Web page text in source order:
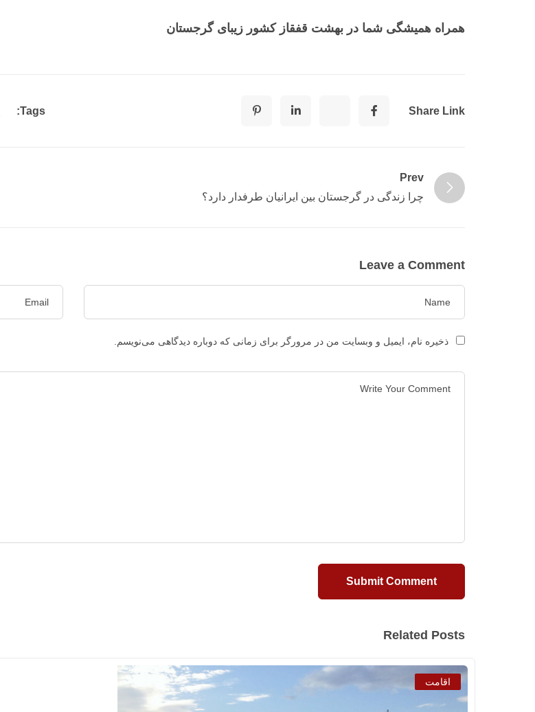
همراه همیشگی شما در بهشت قفقاز کشور زیبای گرجستان
Share Link
Tags:
Prev
چرا زندگی در گرجستان بین ایرانیان طرفدار دارد؟
Leave a Comment
ذخیره نام، ایمیل و وبسایت من در مرورگر برای زمانی که دوباره دیدگاهی می‌نویسم.
Related Posts
اقامت